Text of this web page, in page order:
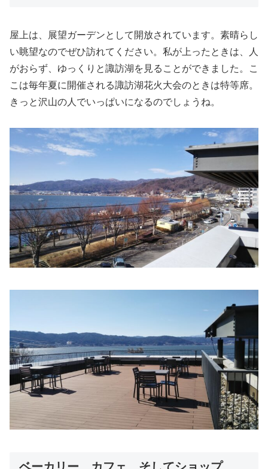
屋上は、展望ガーデンとして開放されています。素晴らし
い眺望なのでぜひ訪れてください。私が上ったときは、人
がおらず、ゆっくりと諏訪湖を見ることができました。こ
こは毎年夏に開催される諏訪湖花火大会のときは特等席。
きっと沢山の人でいっぱいになるのでしょうね。